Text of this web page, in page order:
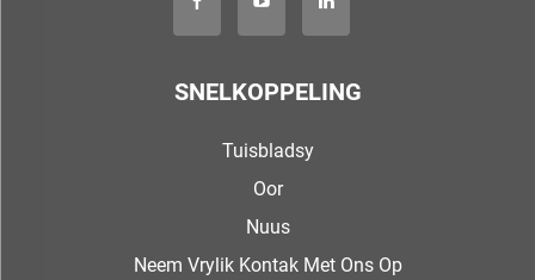
SNELKOPPELING
Tuisbladsy
Oor
Nuus
Neem Vrylik Kontak Met Ons Op